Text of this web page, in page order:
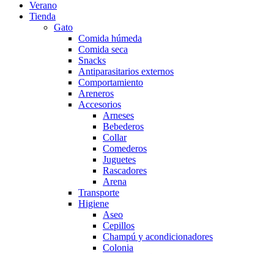
Verano
Tienda
Gato
Comida húmeda
Comida seca
Snacks
Antiparasitarios externos
Comportamiento
Areneros
Accesorios
Arneses
Bebederos
Collar
Comederos
Juguetes
Rascadores
Arena
Transporte
Higiene
Aseo
Cepillos
Champú y acondicionadores
Colonia